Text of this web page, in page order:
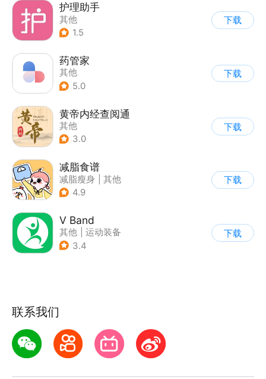
护理助手
其他
1.5
下载
药管家
其他
5.0
下载
黄帝内经查阅通
其他
3.0
下载
减脂食谱
减脂瘦身
其他
4.9
下载
V Band
其他
运动装备
3.4
下载
联系我们